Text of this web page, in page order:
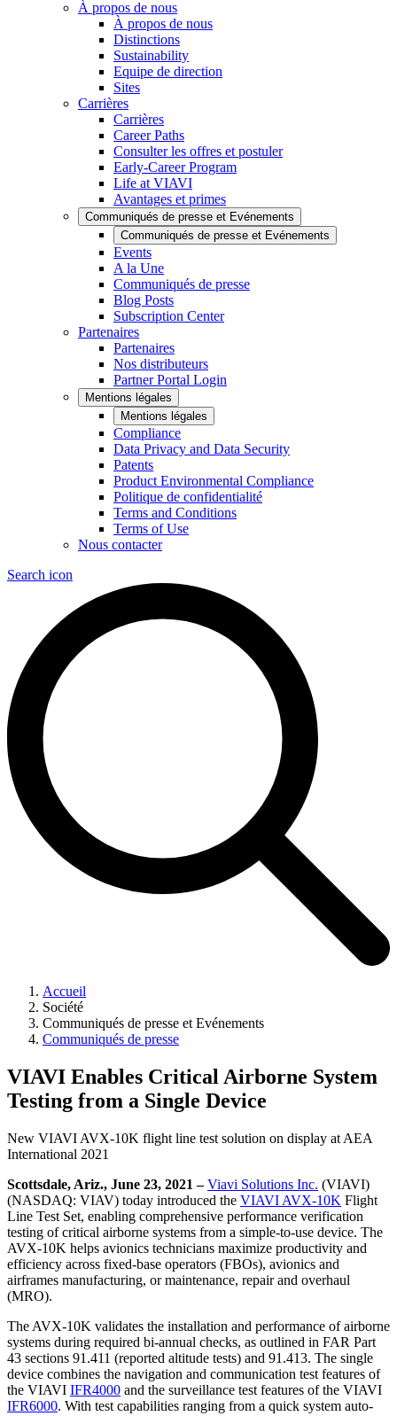
À propos de nous
À propos de nous
Distinctions
Sustainability
Equipe de direction
Sites
Carrières
Carrières
Career Paths
Consulter les offres et postuler
Early-Career Program
Life at VIAVI
Avantages et primes
Communiqués de presse et Evénements
Communiqués de presse et Evénements
Events
A la Une
Communiqués de presse
Blog Posts
Subscription Center
Partenaires
Partenaires
Nos distributeurs
Partner Portal Login
Mentions légales
Mentions légales
Compliance
Data Privacy and Data Security
Patents
Product Environmental Compliance
Politique de confidentialité
Terms and Conditions
Terms of Use
Nous contacter
Search icon
Accueil
Société
Communiqués de presse et Evénements
Communiqués de presse
VIAVI Enables Critical Airborne System
Testing from a Single Device
New VIAVI AVX-10K flight line test solution on display at AEA
International 2021
Scottsdale, Ariz., June 23, 2021 – Viavi Solutions Inc. (VIAVI)
(NASDAQ: VIAV) today introduced the VIAVI AVX-10K Flight
Line Test Set, enabling comprehensive performance verification
testing of critical airborne systems from a simple-to-use device. The
AVX-10K helps avionics technicians maximize productivity and
efficiency across fixed-base operators (FBOs), avionics and
airframes manufacturing, or maintenance, repair and overhaul
(MRO).
The AVX-10K validates the installation and performance of airborne
systems during required bi-annual checks, as outlined in FAR Part
43 sections 91.411 (reported altitude tests) and 91.413. The single
device combines the navigation and communication test features of
the VIAVI IFR4000 and the surveillance test features of the VIAVI
IFR6000. With test capabilities ranging from a quick system auto-